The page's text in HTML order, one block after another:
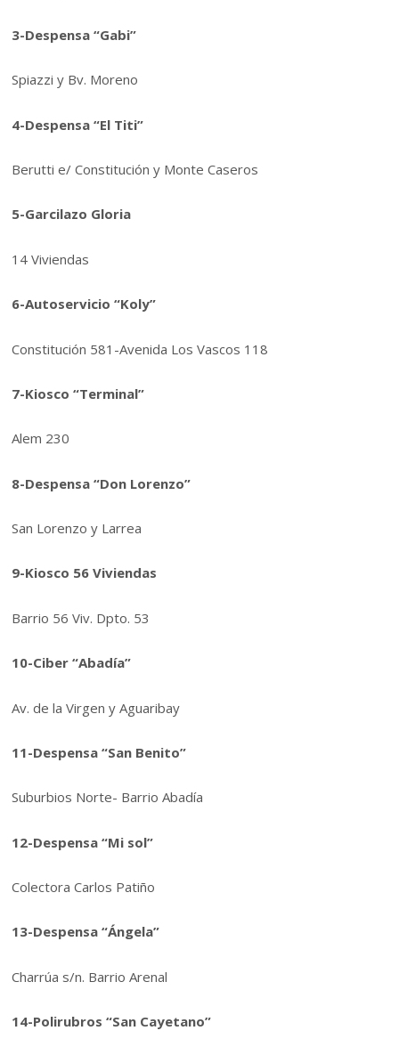
3-Despensa “Gabi”
Spiazzi y Bv. Moreno
4-Despensa “El Titi”
Berutti e/ Constitución y Monte Caseros
5-Garcilazo Gloria
14 Viviendas
6-Autoservicio “Koly”
Constitución 581-Avenida Los Vascos 118
7-Kiosco “Terminal”
Alem 230
8-Despensa “Don Lorenzo”
San Lorenzo y Larrea
9-Kiosco 56 Viviendas
Barrio 56 Viv. Dpto. 53
10-Ciber “Abadía”
Av. de la Virgen y Aguaribay
11-Despensa “San Benito”
Suburbios Norte- Barrio Abadía
12-Despensa “Mi sol”
Colectora Carlos Patiño
13-Despensa “Ángela”
Charrúa s/n. Barrio Arenal
14-Polirubros “San Cayetano”